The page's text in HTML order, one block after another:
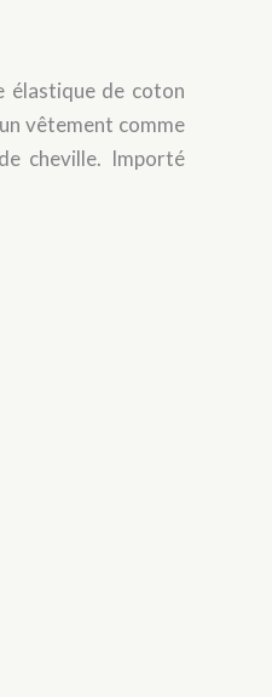
élastique de coton
vêtement comme
cheville. Importé